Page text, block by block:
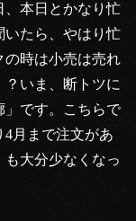
、本日とかなり忙
いたら、やはり忙
の時は小売は売れ
？いま、断トツに
です。こちらで
月まで注文があ
大分少なくなっ